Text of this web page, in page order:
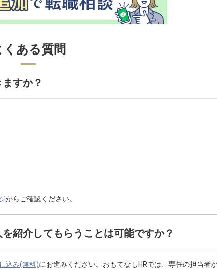
くある質問
すか？
からご確認ください。
紹介してもらうことは可能ですか？
込み(無料)にお進みください。おもてなしHRでは、専任の担当者